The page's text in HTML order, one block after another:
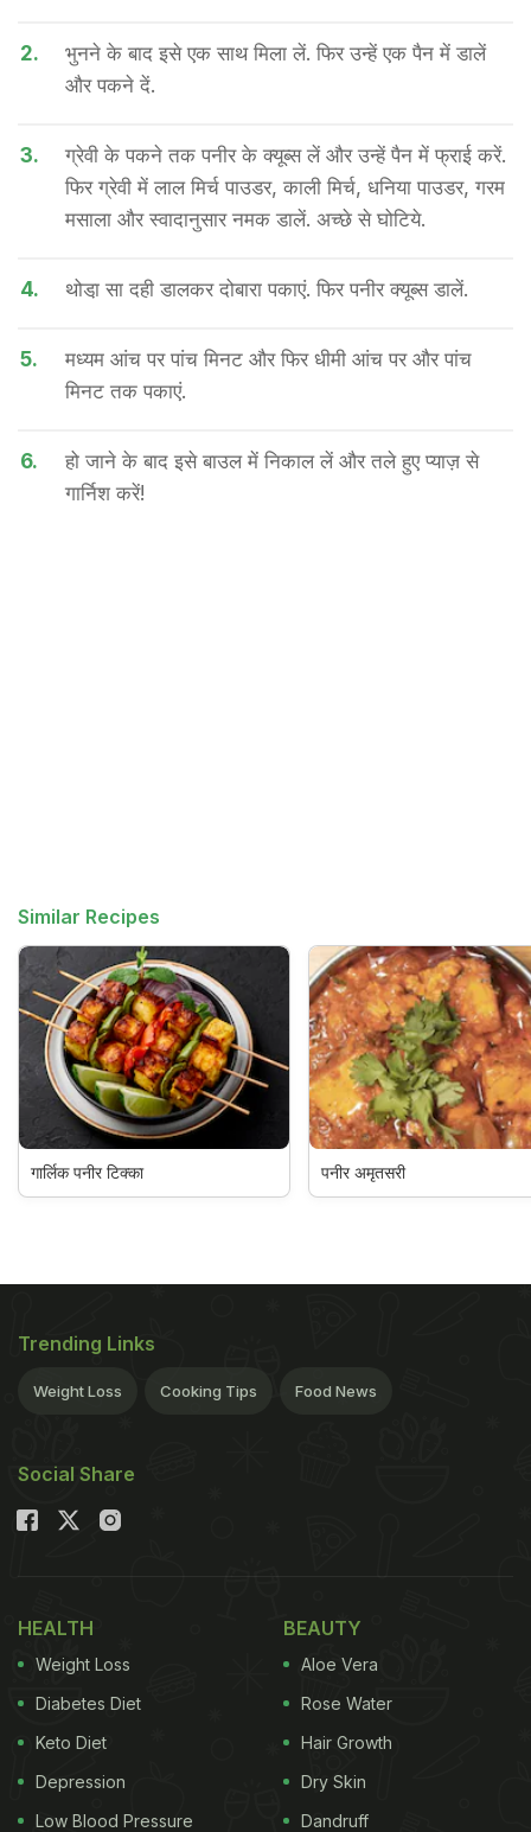
2.
भुनने के बाद इसे एक साथ मिला लें. फिर उन्हें एक पैन में डालें
और पकने दें.
3.
ग्रेवी के पकने तक पनीर के क्यूब्स लें और उन्हें पैन में फ्राई करें.
फिर ग्रेवी में लाल मिर्च पाउडर, काली मिर्च, धनिया पाउडर, गरम
मसाला और स्वादानुसार नमक डालें. अच्छे से घोटिये.
4. थोडा़ सा दही डालकर दोबारा पकाएं. फिर पनीर क्यूब्स डालें.
5.
मध्यम आंच पर पांच मिनट और फिर धीमी आंच पर और पांच
मिनट तक पकाएं.
6.
हो जाने के बाद इसे बाउल में निकाल लें और तले हुए प्याज़ से
गार्निश करें!
Similar Recipes
गार्लिक पनीर टिक्का पनीर अमृतसरी
Trending Links
Weight Loss Cooking Tips Food News
Social Share
HEALTH
Weight Loss
Diabetes Diet
Keto Diet
Depression
Low Blood Pressure
BEAUTY
Aloe Vera
Rose Water
Hair Growth
Dry Skin
Dandruff